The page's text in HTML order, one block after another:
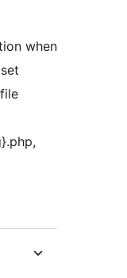
when